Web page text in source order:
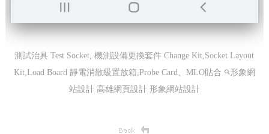
測試治具 Test Socket, 機測設備更換套件 Change Kit,Socket Layout
Kit,Load Board 靜電消散級置放箱 ,Probe Card、MLO貼合
形象網
站設計 高雄網頁設計 形象網站設計